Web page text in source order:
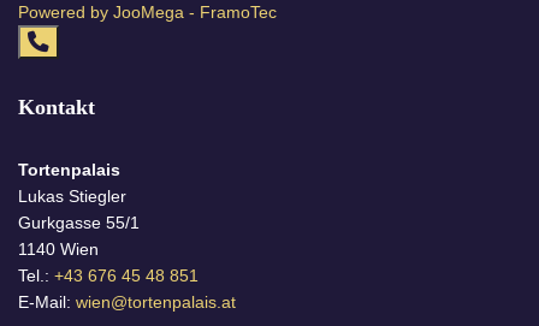
Powered by JooMega - FramoTec
Kontakt
Tortenpalais
Lukas Stiegler
Gurkgasse 55/1
1140 Wien
Tel.: +43 676 45 48 851
E-Mail: wien@tortenpalais.at